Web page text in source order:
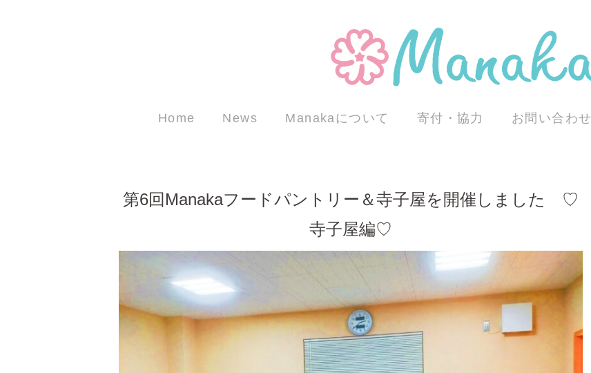
Home News Manakaについて 寄付・協力 お問い合わせ
第6回Manakaフードパントリー＆寺子屋を開催しました ♡
寺子屋編♡